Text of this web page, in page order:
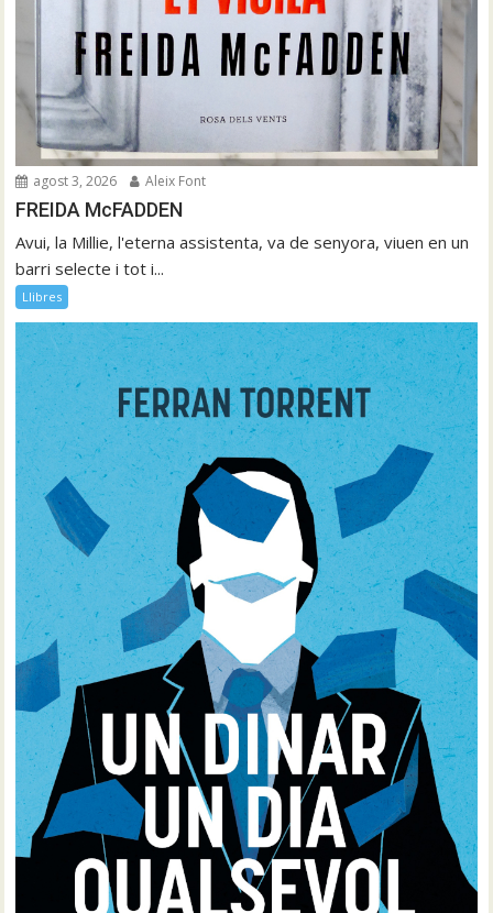
agost 3, 2026 Aleix Font
FREIDA McFADDEN
Avui, la Millie, l'eterna assistenta, va de senyora, viuen en un
barri selecte i tot i...
Llibres